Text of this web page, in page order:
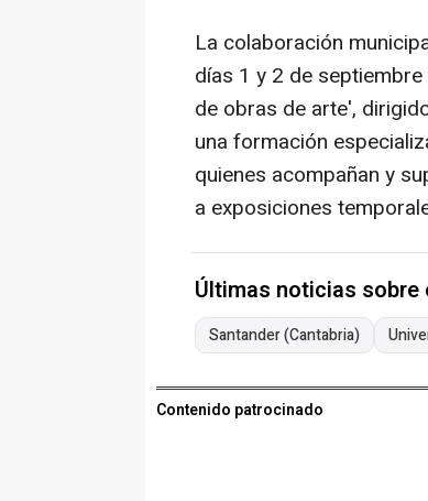
La colaboración
días 1 y 2 de
de obras de arte',
una formación
quienes acompañan y
a exposiciones
Últimas noticias sobre
Santander (Cantabria)
Contenido patrocinado